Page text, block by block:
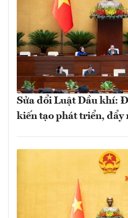
Sửa đổi Luật Dầu khí:
kiến tạo phát triển, đẩy